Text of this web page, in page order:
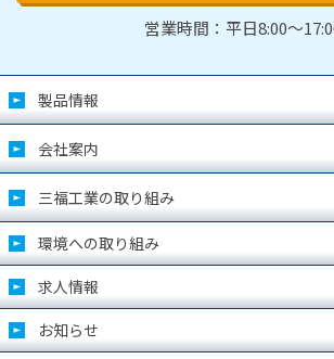
営業時間：平日8:00～
製品情報
会社案内
三福工業の取り組み
環境への取り組み
求人情報
お知らせ